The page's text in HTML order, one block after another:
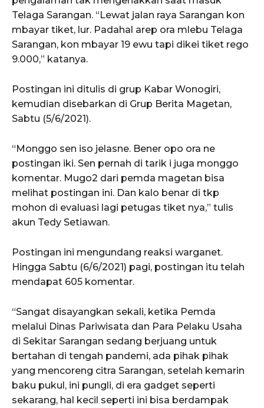
Telaga Sarangan. “Lewat jalan raya Sarangan kon
mbayar tiket, lur. Padahal arep ora mlebu Telaga
Sarangan, kon mbayar 19 ewu tapi dikei tiket rego
9.000,” katanya.
Postingan ini ditulis di grup Kabar Wonogiri,
kemudian disebarkan di Grup Berita Magetan,
Sabtu (5/6/2021).
“Monggo sen iso jelasne. Bener opo ora ne
postingan iki. Sen pernah di tarik i juga monggo
komentar. Mugo2 dari pemda magetan bisa
melihat postingan ini. Dan kalo benar di tkp
mohon di evaluasi lagi petugas tiket nya,” tulis
akun Tedy Setiawan.
Postingan ini mengundang reaksi warganet.
Hingga Sabtu (6/6/2021) pagi, postingan itu telah
mendapat 605 komentar.
“Sangat disayangkan sekali, ketika Pemda
melalui Dinas Pariwisata dan Para Pelaku Usaha
di Sekitar Sarangan sedang berjuang untuk
bertahan di tengah pandemi, ada pihak pihak
yang mencoreng citra Sarangan, setelah kemarin
baku pukul, ini pungli, di era gadget seperti
sekarang, hal kecil seperti ini bisa berdampak